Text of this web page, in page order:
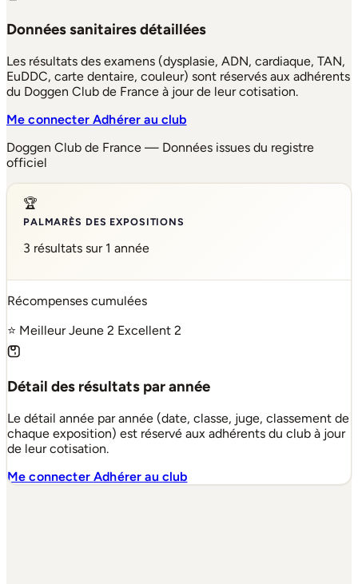
Données sanitaires détaillées
Les résultats des examens (dysplasie, ADN, cardiaque, TAN,
EuDDC, carte dentaire, couleur) sont réservés aux adhérents
du Doggen Club de France à jour de leur cotisation.
Me connecterAdhérer au club
Doggen Club de France — Données issues du registre
officiel
🏆
PALMARÈS DES EXPOSITIONS
3 résultats sur 1 année
Récompenses cumulées
⭐ Meilleur Jeune 2 Excellent 2
Détail des résultats par année
Le détail année par année (date, classe, juge, classement de
chaque exposition) est réservé aux adhérents du club à jour
de leur cotisation.
Me connecterAdhérer au club